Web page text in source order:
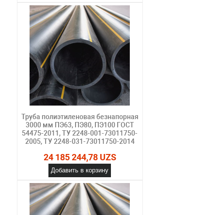
Труба полиэтиленовая безнапорная
3000 мм ПЭ63, ПЭ80, ПЭ100 ГОСТ
54475-2011, ТУ 2248-001-73011750-
2005, ТУ 2248-031-73011750-2014
24 185 244,78 UZS
Добавить в корзину